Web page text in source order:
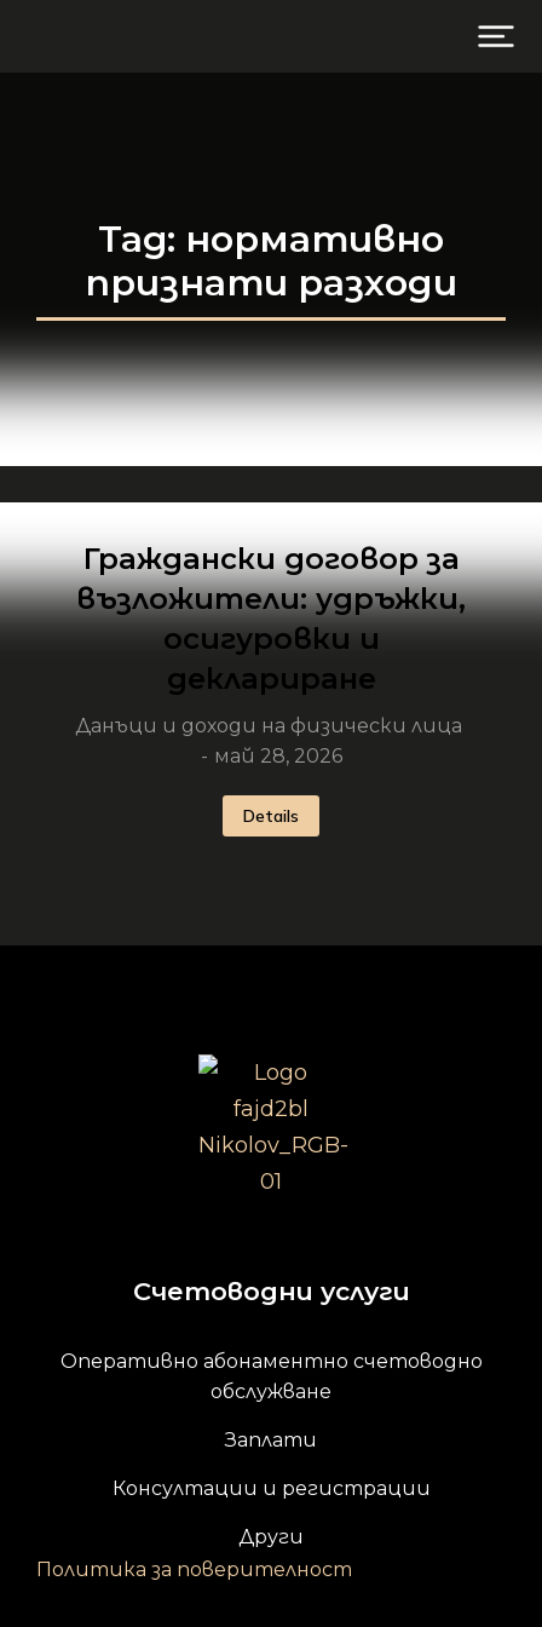
Tag: нормативно
признати разходи
Граждански договор за
възложители: удръжки,
осигуровки и
деклариране
Данъци и доходи на физически лица
май 28, 2026
Details
Счетоводни услуги
Оперативно абонаментно счетоводно
обслужване
Заплати
Консултации и регистрации
Други
Политика за поверителност